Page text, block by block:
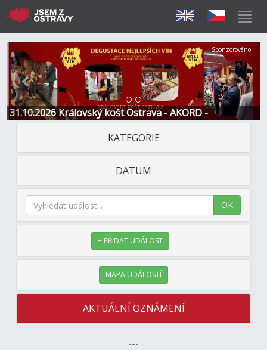
31.10.2026 Královský košt Ostrava - AKORD -
Restaurace a Hotel
Předchozí Další
Sponzorováno
KATEGORIE
DATUM
OK
+ PŘIDAT UDÁLOST
MAPA UDÁLOSTÍ
AKTUÁLNÍ OZNÁMENÍ
---